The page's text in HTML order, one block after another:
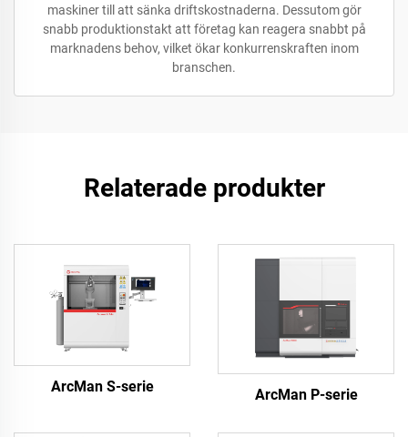
maskiner till att sänka driftskostnaderna. Dessutom gör
snabb produktionstakt att företag kan reagera snabbt på
marknadens behov, vilket ökar konkurrenskraften inom
branschen.
Relaterade produkter
ArcMan S-serie ArcMan P-serie